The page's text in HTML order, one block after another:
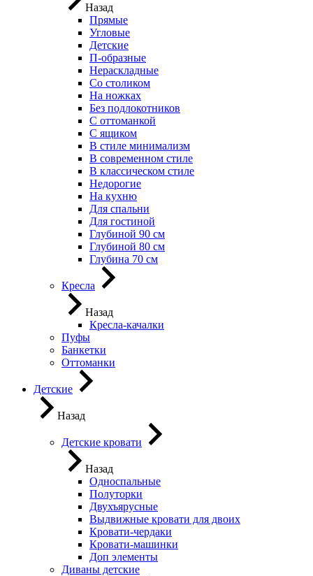
Назад
Прямые
Угловые
Детские
П-образные
Нераскладные
Со столиком
На ножках
Без подлокотников
С оттоманкой
С ящиком
В стиле минимализм
В современном стиле
В классическом стиле
Недорогие
На кухню
Для спальни
Для гостиной
Глубиной 90 см
Глубиной 80 см
Глубина 70 см
Кресла
Назад
Кресла-качалки
Пуфы
Банкетки
Оттоманки
Детские
Назад
Детские кровати
Назад
Односпальные
Полуторки
Двухъярусные
Выдвижные кровати для двоих
Кровати-чердаки
Кровати-машинки
Доп элементы
Диваны детские